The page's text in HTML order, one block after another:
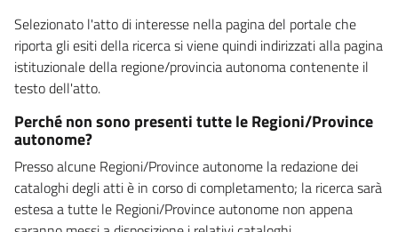
Selezionato l'atto di interesse nella pagina del portale che
riporta gli esiti della ricerca si viene quindi indirizzati alla pagina
istituzionale della regione/provincia autonoma contenente il
testo dell'atto.
Perché non sono presenti tutte le Regioni/Province
autonome?
Presso alcune Regioni/Province autonome la redazione dei
cataloghi degli atti è in corso di completamento; la ricerca sarà
estesa a tutte le Regioni/Province autonome non appena